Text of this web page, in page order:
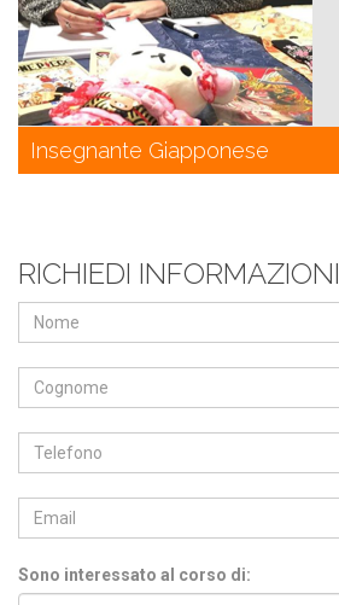
Insegnante Giapponese
RICHIEDI INFORMAZIONI
Sono interessato al corso di: